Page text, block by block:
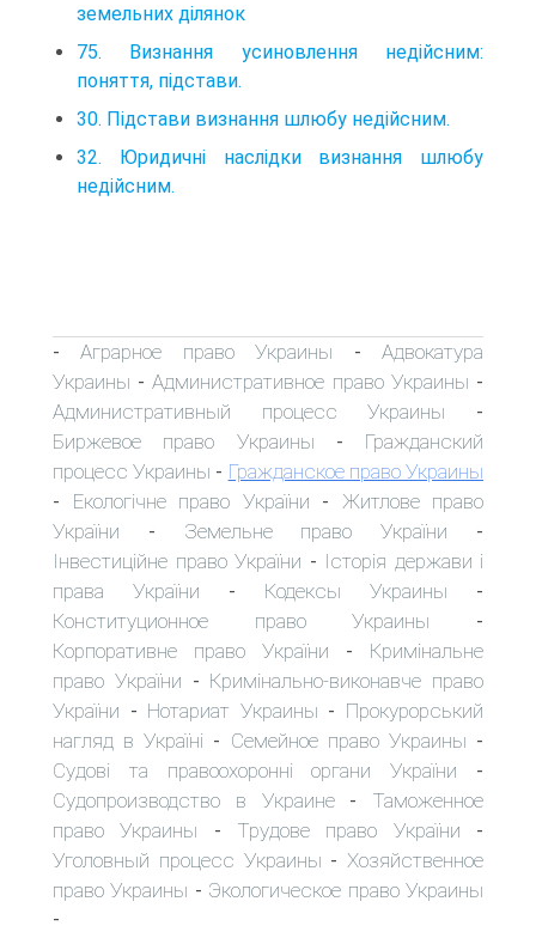
земельних ділянок
75. Визнання усиновлення недійсним:
поняття, підстави.
30. Підстави визнання шлюбу недійсним.
32. Юридичні наслідки визнання шлюбу
недійсним.
-Аграрное право Украины -Адвокатура
Украины -Административное право Украины -
Административный процесс Украины -
Биржевое право Украины - Гражданский
процесс Украины - Гражданское право Украины
- Екологічне право України - Житлове право
України - Земельне право України -
Інвестиційне право України - Історія держави і
права України - Кодексы Украины -
Конституционное право Украины -
Корпоративне право України - Кримінальне
право України - Кримінально-виконавче право
України - Нотариат Украины - Прокурорський
нагляд в Україні - Семейное право Украины -
Судові та правоохоронні органи України -
Судопроизводство в Украине- Таможенное
право Украины - Трудове право України -
Уголовный процесс Украины - Хозяйственное
право Украины - Экологическое право Украины
-